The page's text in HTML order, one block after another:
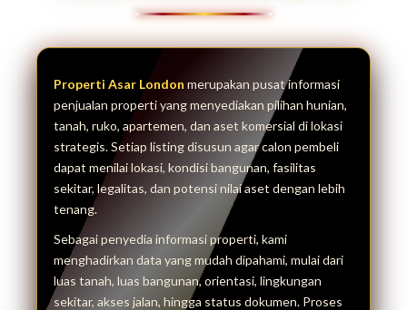
Properti Asar London merupakan pusat informasi
penjualan properti yang menyediakan pilihan hunian,
tanah, ruko, apartemen, dan aset komersial di lokasi
strategis. Setiap listing disusun agar calon pembeli
dapat menilai lokasi, kondisi bangunan, fasilitas
sekitar, legalitas, dan potensi nilai aset dengan lebih
tenang.
Sebagai penyedia informasi properti, kami
menghadirkan data yang mudah dipahami, mulai dari
luas tanah, luas bangunan, orientasi, lingkungan
sekitar, akses jalan, hingga status dokumen. Proses